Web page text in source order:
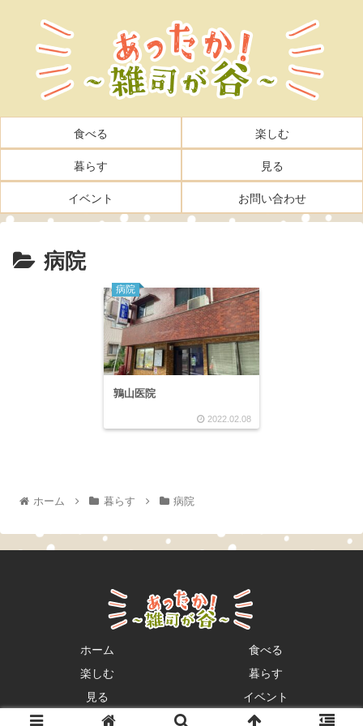
食べる 楽しむ
暮らす 見る
イベント お問い合わせ
病院
病院
鶉山医院
2022.02.08
ホーム 暮らす 病院
ホーム
食べる
楽しむ
暮らす
見る
イベント